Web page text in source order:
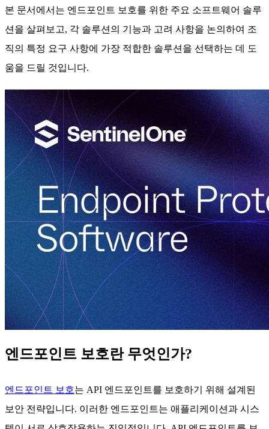
본 문서에서는 엔드포인트 보호를 위한 주요 소프트웨어 솔루
션을 살펴보고, 각 솔루션의 기능과 고려 사항을 논의하여 조
직의 특정 요구 사항에 가장 적합한 솔루션을 선택하는 데 도
움을 드릴 것입니다.
엔드포인트 보호란 무엇인가?
엔드포인트 보호는 API 엔드포인트를 보호하기 위해 설계된
보안 전략입니다. 이러한 엔드포인트는 애플리케이션과 시스